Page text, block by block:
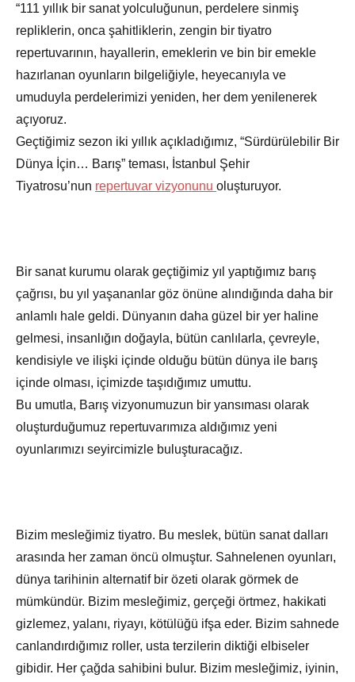
“111 yıllık bir sanat yolculuğunun, perdelere sinmiş
repliklerin, onca şahitliklerin, zengin bir tiyatro
repertuvarının, hayallerin, emeklerin ve bin bir emekle
hazırlanan oyunların bilgeliğiyle, heyecanıyla ve
umuduyla perdelerimizi yeniden, her dem yenilenerek
açıyoruz.
Geçtiğimiz sezon iki yıllık açıkladığımız, “Sürdürülebilir Bir
Dünya İçin… Barış” teması, İstanbul Şehir
Tiyatrosu’nun repertuvar vizyonunu oluşturuyor.
Bir sanat kurumu olarak geçtiğimiz yıl yaptığımız barış
çağrısı, bu yıl yaşananlar göz önüne alındığında daha bir
anlamlı hale geldi. Dünyanın daha güzel bir yer haline
gelmesi, insanlığın doğayla, bütün canlılarla, çevreyle,
kendisiyle ve ilişki içinde olduğu bütün dünya ile barış
içinde olması, içimizde taşıdığımız umuttu.
Bu umutla, Barış vizyonumuzun bir yansıması olarak
oluşturduğumuz repertuvarımıza aldığımız yeni
oyunlarımızı seyircimizle buluşturacağız.
Bizim mesleğimiz tiyatro. Bu meslek, bütün sanat dalları
arasında her zaman öncü olmuştur. Sahnelenen oyunları,
dünya tarihinin alternatif bir özeti olarak görmek de
mümkündür. Bizim mesleğimiz, gerçeği örtmez, hakikati
gizlemez, yalanı, riyayı, kötülüğü ifşa eder. Bizim sahnede
canlandırdığımız roller, usta terzilerin diktiği elbiseler
gibidir. Her çağda sahibini bulur. Bizim mesleğimiz, iyinin,